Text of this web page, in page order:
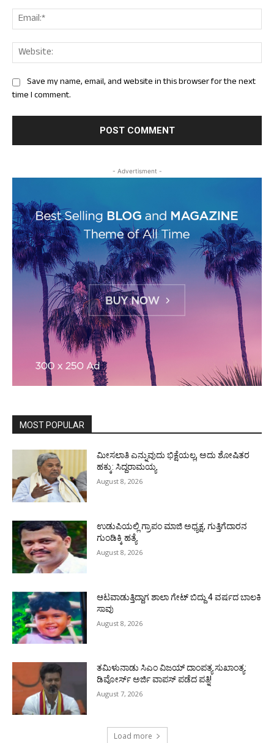
Save my name, email, and website in this browser for the next
time I comment.
- Advertisment -
MOST POPULAR
ಮೀಸಲಾತಿ ಎನ್ನುವುದು ಭಿಕ್ಷೆಯಲ್ಲ, ಅದು ಶೋಷಿತರ
ಹಕ್ಕು: ಸಿದ್ದರಾಮಯ್ಯ
August 8, 2026
ಉಡುಪಿಯಲ್ಲಿ ಗ್ರಾಪಂ ಮಾಜಿ ಅಧ್ಯಕ್ಷ, ಗುತ್ತಿಗೆದಾರನ
ಗುಂಡಿಕ್ಕಿ ಹತ್ಯೆ
August 8, 2026
ಆಟವಾಡುತ್ತಿದ್ದಾಗ ಶಾಲಾ ಗೇಟ್‌ ಬಿದ್ದು 4 ವರ್ಷದ ಬಾಲಕಿ
ಸಾವು
August 8, 2026
ತಮಿಳುನಾಡು ಸಿಎಂ ವಿಜಯ್‌ ದಾಂಪತ್ಯ ಸುಖಾಂತ್ಯ:
ಡಿವೋರ್ಸ್‌ ಅರ್ಜಿ ವಾಪಸ್‌ ಪಡೆದ ಪತ್ನಿ!
August 7, 2026
Load more